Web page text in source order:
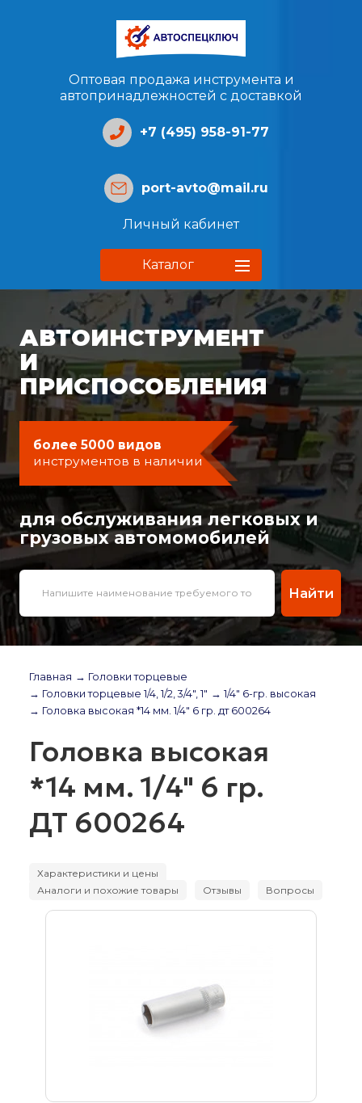
Оптовая продажа инструмента и
автопринадлежностей с доставкой
+7 (495) 958-91-77
port-avto@mail.ru
Личный кабинет
Каталог
АВТОИНСТРУМЕНТ
И
ПРИСПОСОБЛЕНИЯ
более 5000 видов
инструментов в наличии
для обслуживания легковых и
грузовых автомомобилей
Найти
Главная → Головки торцевые
→ Головки торцевые 1/4, 1/2, 3/4", 1" → 1/4" 6-гр. высокая
→ Головка высокая *14 мм. 1/4" 6 гр. дт 600264
Головка высокая
*14 мм. 1/4" 6 гр.
ДТ 600264
Характеристики и цены
Аналоги и похожие товары
Отзывы Вопросы